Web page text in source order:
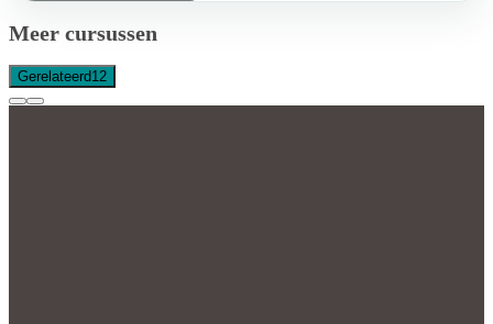
Meer cursussen
Gerelateerd12